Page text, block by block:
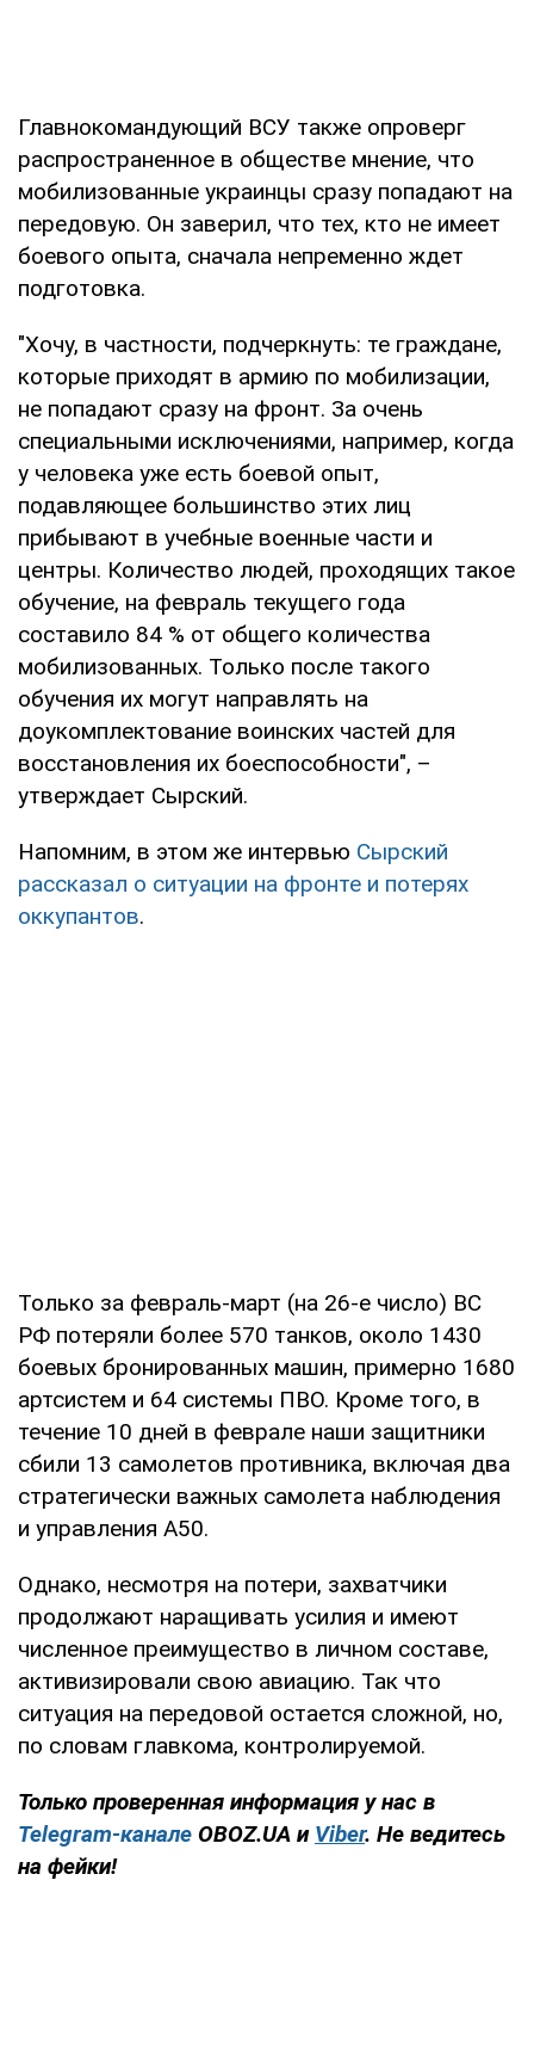
Главнокомандующий ВСУ также опроверг
распространенное в обществе мнение, что
мобилизованные украинцы сразу попадают на
передовую. Он заверил, что тех, кто не имеет
боевого опыта, сначала непременно ждет
подготовка.
"Хочу, в частности, подчеркнуть: те граждане,
которые приходят в армию по мобилизации,
не попадают сразу на фронт. За очень
специальными исключениями, например, когда
у человека уже есть боевой опыт,
подавляющее большинство этих лиц
прибывают в учебные военные части и
центры. Количество людей, проходящих такое
обучение, на февраль текущего года
составило 84 % от общего количества
мобилизованных. Только после такого
обучения их могут направлять на
доукомплектование воинских частей для
восстановления их боеспособности", –
утверждает Сырский.
Напомним, в этом же интервью Сырский
рассказал о ситуации на фронте и потерях
оккупантов.
Только за февраль-март (на 26-е число) ВС
РФ потеряли более 570 танков, около 1430
боевых бронированных машин, примерно 1680
артсистем и 64 системы ПВО. Кроме того, в
течение 10 дней в феврале наши защитники
сбили 13 самолетов противника, включая два
стратегически важных самолета наблюдения
и управления А50.
Однако, несмотря на потери, захватчики
продолжают наращивать усилия и имеют
численное преимущество в личном составе,
активизировали свою авиацию. Так что
ситуация на передовой остается сложной, но,
по словам главкома, контролируемой.
Только проверенная информация у нас в
Telegram-канале OBOZ.UA и Viber. Не ведитесь
на фейки!